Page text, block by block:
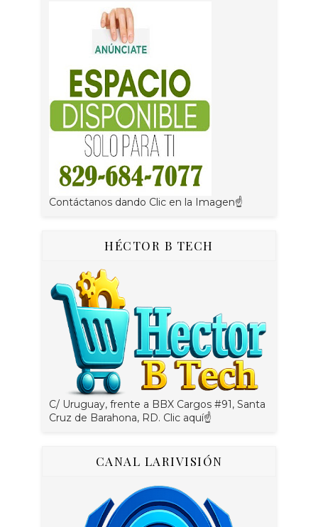
Contáctanos dando Clic en la Imagen☝
HÉCTOR B TECH
C/ Uruguay, frente a BBX Cargos #91, Santa
Cruz de Barahona, RD. Clic aquí☝
CANAL LARIVISIÓN